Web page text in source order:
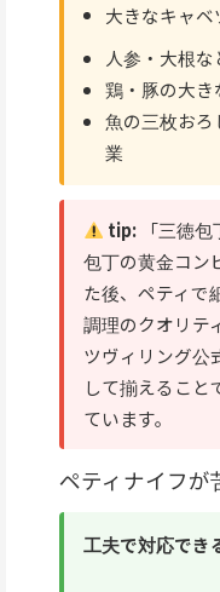
大きなキャベ
人参・大根
鶏・豚の大き
魚の三枚お
業
tip:「三徳包
包丁の黄金コン
た後、ペティで
調理のクオリテ
ツヴィリング公
して揃えること
ています。
ペティナイフが
工夫で対応でき